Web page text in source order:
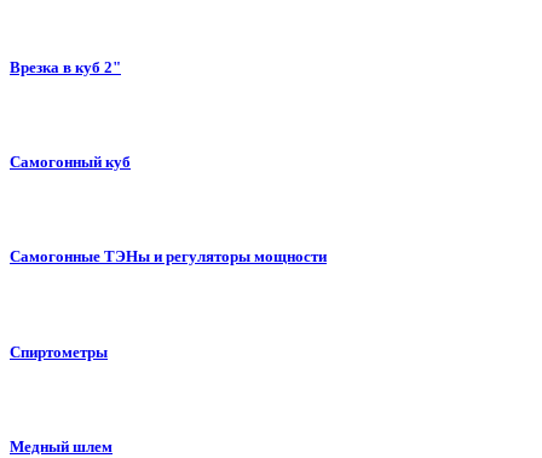
Врезка в куб 2"
Самогонный куб
Самогонные ТЭНы и регуляторы мощности
Спиртометры
Медный шлем